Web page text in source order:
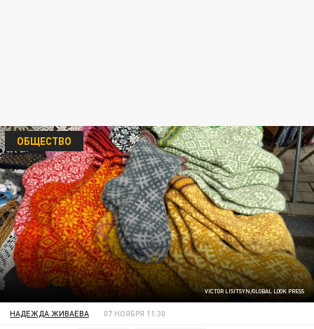
VICTOR LISITSYN/GLOBAL LOOK PRESS
ОБЩЕСТВО
НАДЕЖДА ЖИВАЕВА 07 НОЯБРЯ 11:30